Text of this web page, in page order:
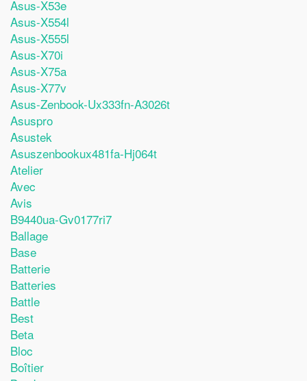
Asus-X53e
Asus-X554l
Asus-X555l
Asus-X70i
Asus-X75a
Asus-X77v
Asus-Zenbook-Ux333fn-A3026t
Asuspro
Asustek
Asuszenbookux481fa-Hj064t
Atelier
Avec
Avis
B9440ua-Gv0177ri7
Ballage
Base
Batterie
Batteries
Battle
Best
Beta
Bloc
Boîtier